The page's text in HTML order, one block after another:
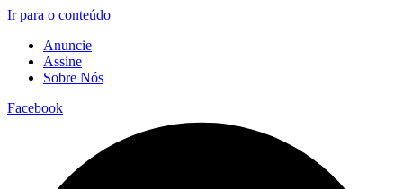
Ir para o conteúdo
Anuncie
Assine
Sobre Nós
Facebook